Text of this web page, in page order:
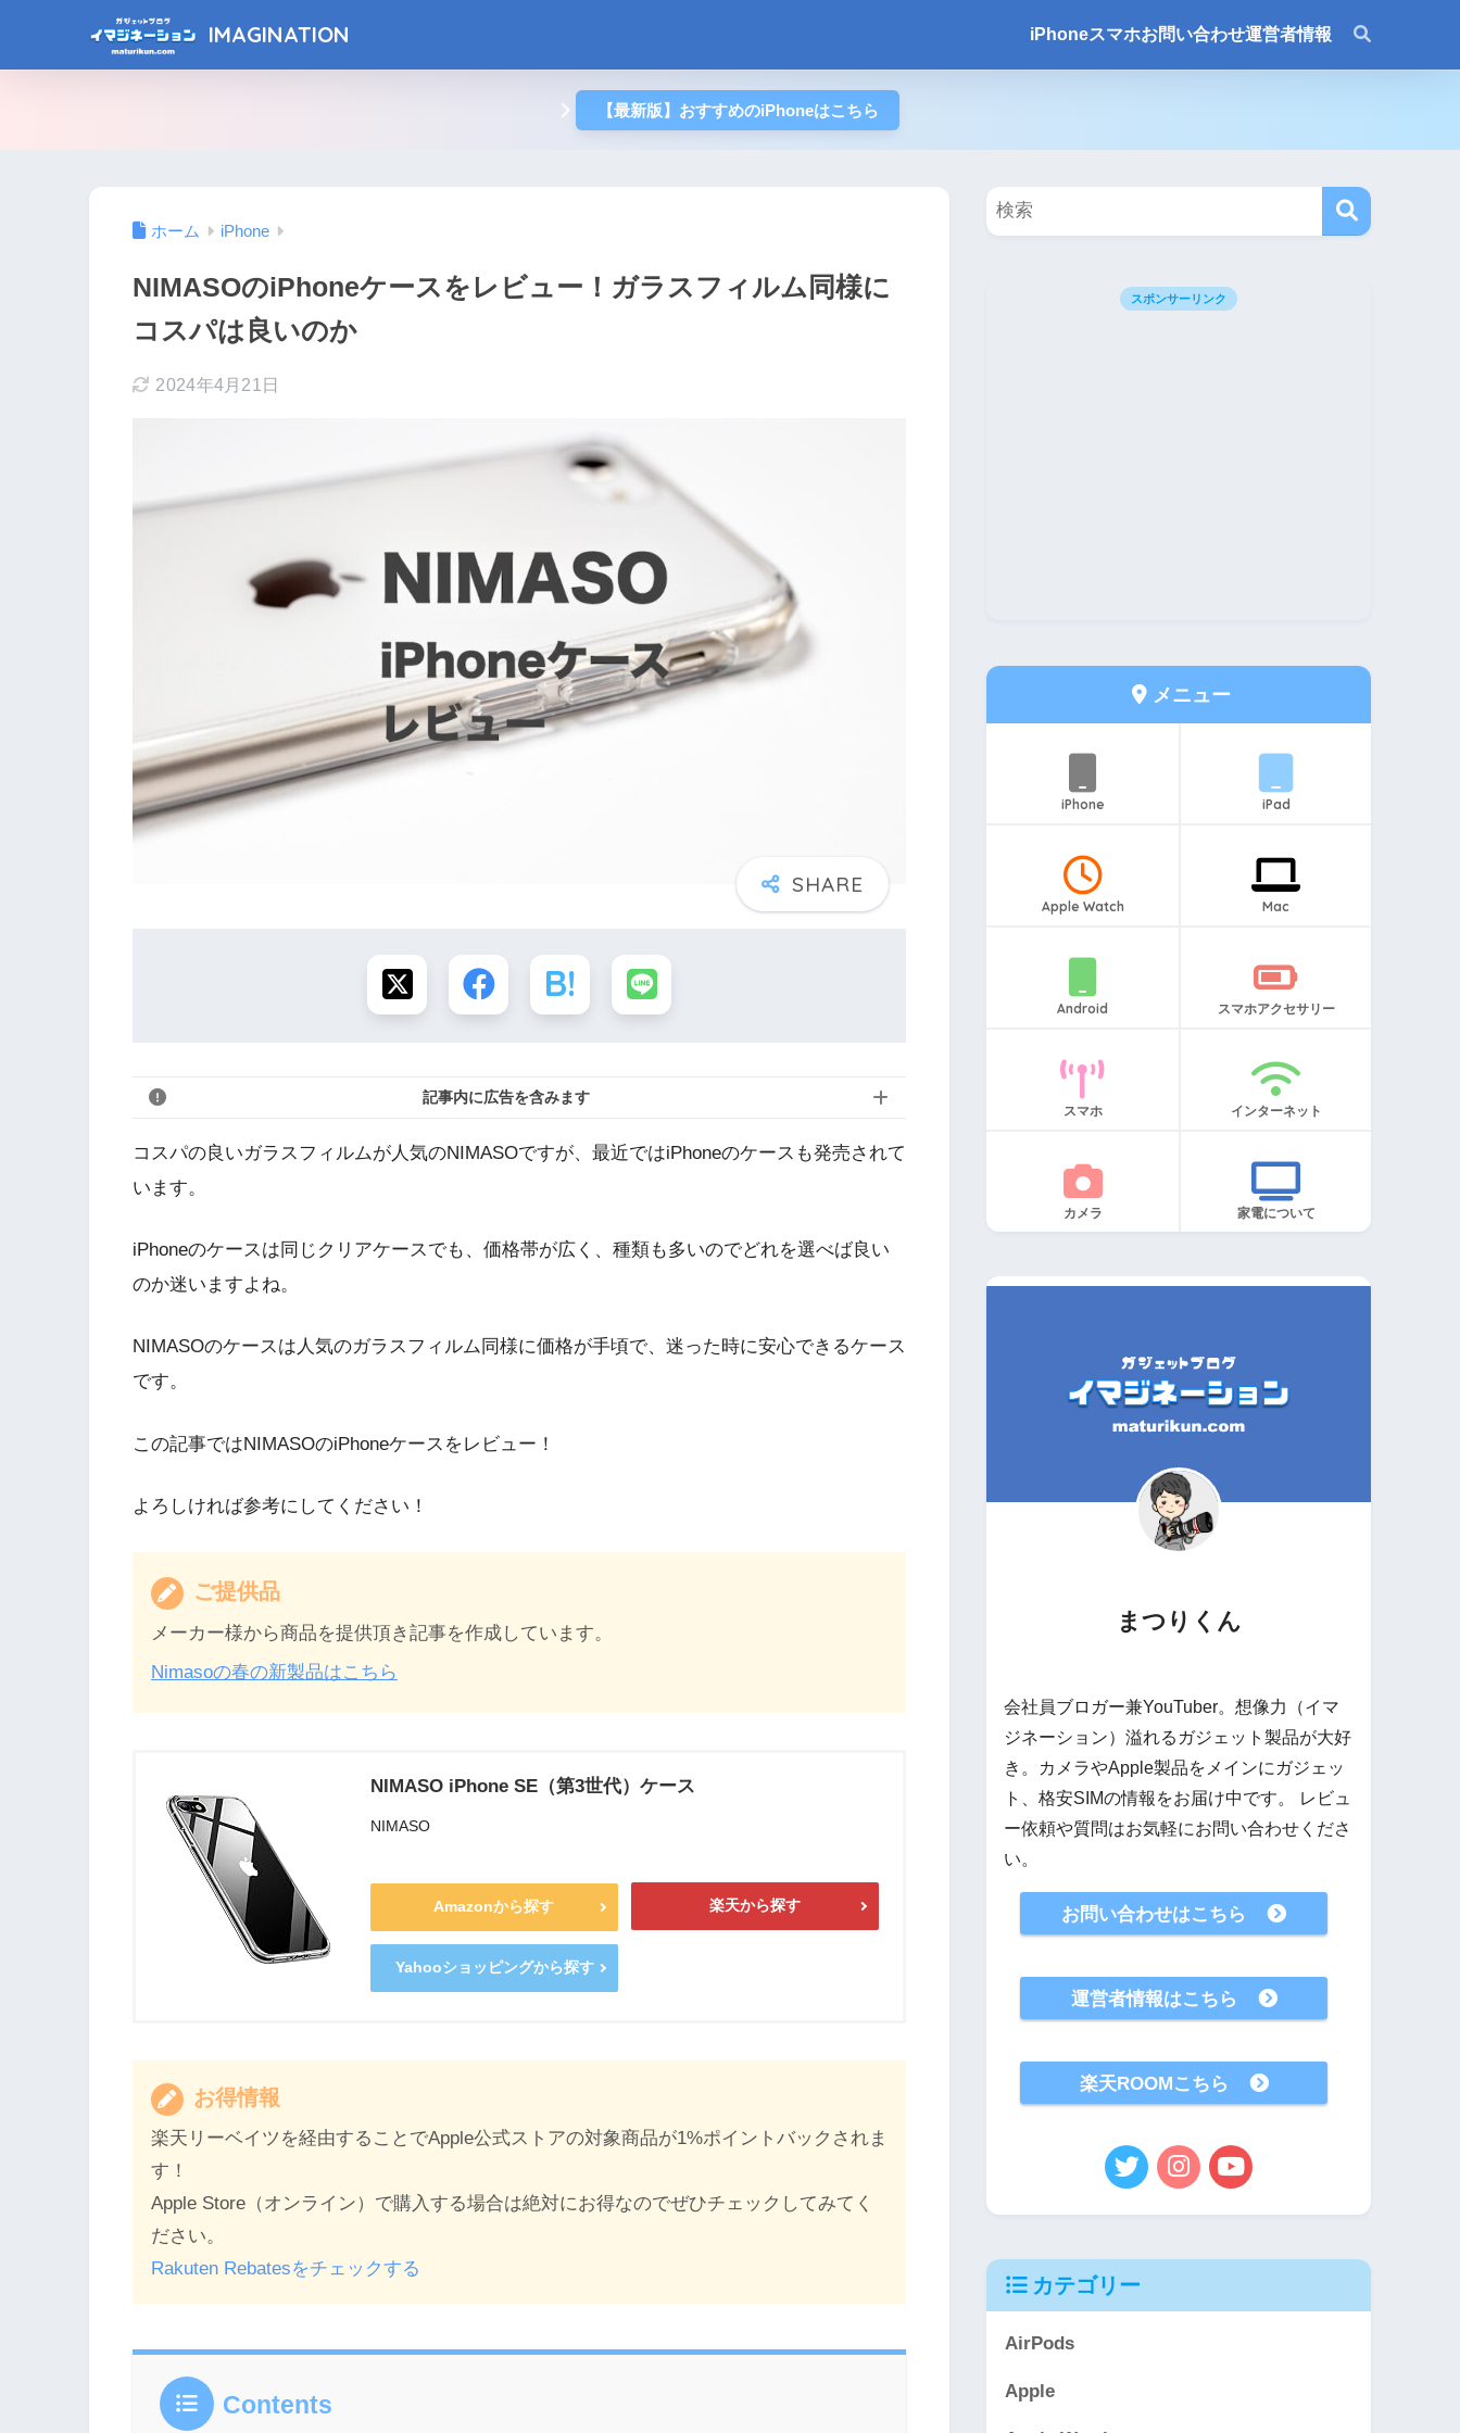
IMAGINATION iPhoneスマホお問い合わせ運営者情報
【最新版】おすすめのiPhoneはこちら
ホーム iPhone
NIMASOのiPhoneケースをレビュー！ガラスフィルム同様に
コスパは良いのか
2024年4月21日
記事内に広告を含みます
コスパの良いガラスフィルムが人気のNIMASOですが、最近ではiPhoneのケースも発売されて
います。
iPhoneのケースは同じクリアケースでも、価格帯が広く、種類も多いのでどれを選べば良い
のか迷いますよね。
NIMASOのケースは人気のガラスフィルム同様に価格が手頃で、迷った時に安心できるケース
です。
この記事ではNIMASOのiPhoneケースをレビュー！
よろしければ参考にしてください！
ご提供品
メーカー様から商品を提供頂き記事を作成しています。
Nimasoの春の新製品はこちら
NIMASO iPhone SE（第3世代）ケース
NIMASO
Amazonから探す 楽天から探す
Yahooショッピングから探す
お得情報
楽天リーベイツを経由することでApple公式ストアの対象商品が1%ポイントバックされま
す！
Apple Store（オンライン）で購入する場合は絶対にお得なのでぜひチェックしてみてく
ださい。
Rakuten Rebatesをチェックする
Contents
スポンサーリンク
メニュー
iPhone iPad
Apple Watch Mac
Android スマホアクセサリー
スマホ インターネット
カメラ 家電について
まつりくん
会社員ブロガー兼YouTuber。想像力（イマ
ジネーション）溢れるガジェット製品が大好
き。カメラやApple製品をメインにガジェッ
ト、格安SIMの情報をお届け中です。 レビュ
ー依頼や質問はお気軽にお問い合わせくださ
い。
お問い合わせはこちら
運営者情報はこちら
楽天ROOMこちら
カテゴリー
AirPods
Apple